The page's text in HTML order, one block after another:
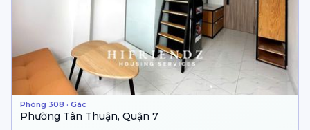
Phòng 308 · Gác
Phường Tân Thuận, Quận 7